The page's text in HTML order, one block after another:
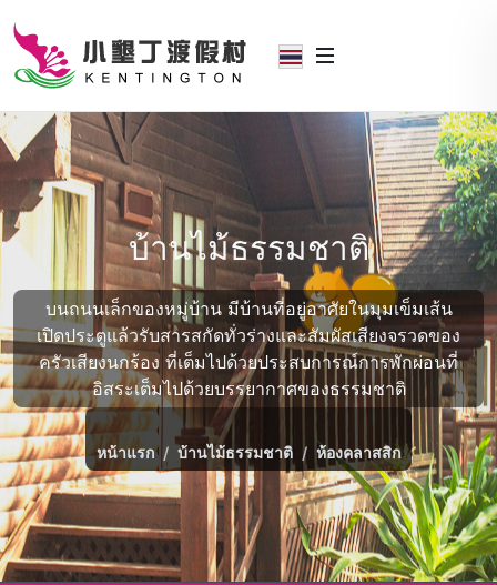
บ้านไม้ธรรมชาติ
บนถนนเล็กของหมู่บ้าน มีบ้านที่อยู่อาศัยในมุมเข็มเส้น
เปิดประตูแล้วรับสารสกัดทั่วร่างและสัมผัสเสียงจรวดของ
ครัวเสียงนกร้อง ที่เต็มไปด้วยประสบการณ์การพักผ่อนที่
อิสระเต็มไปด้วยบรรยากาศของธรรมชาติ
หน้าแรก บ้านไม้ธรรมชาติ ห้องคลาสสิก